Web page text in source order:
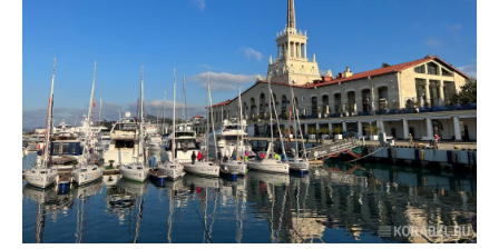
Отзывы
Все службы